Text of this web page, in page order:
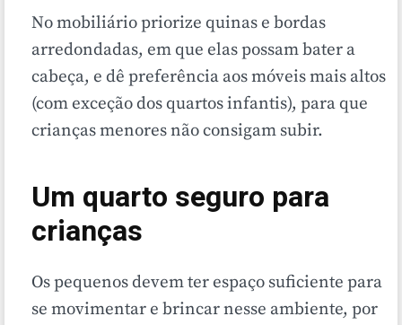
No mobiliário priorize quinas e bordas
arredondadas, em que elas possam bater a
cabeça, e dê preferência aos móveis mais altos
(com exceção dos quartos infantis), para que
crianças menores não consigam subir.
Um quarto seguro para
crianças
Os pequenos devem ter espaço suficiente para
se movimentar e brincar nesse ambiente, por